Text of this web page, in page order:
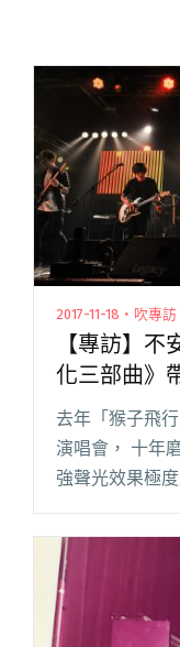
2017-11-18・吹專訪
【專訪】
化三部曲》
去年「猴子飛
演唱會， 十年
強聲光效果極
與吸收，猴子
Taipei 舉辦《
全文 "【專訪】
三部曲》帶你